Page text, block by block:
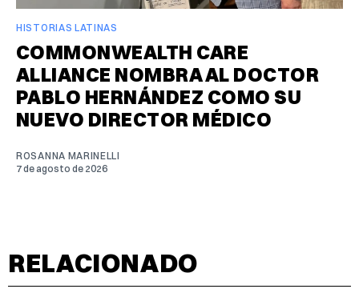
HISTORIAS LATINAS
COMMONWEALTH CARE
ALLIANCE NOMBRA AL DOCTOR
PABLO HERNÁNDEZ COMO SU
NUEVO DIRECTOR MÉDICO
ROSANNA MARINELLI
7 de agosto de 2026
RELACIONADO